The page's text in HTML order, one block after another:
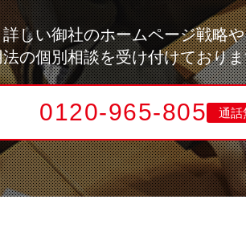
詳しい御社のホームページ戦略や
の個別相談を受け付けており
0120-965-805 通話